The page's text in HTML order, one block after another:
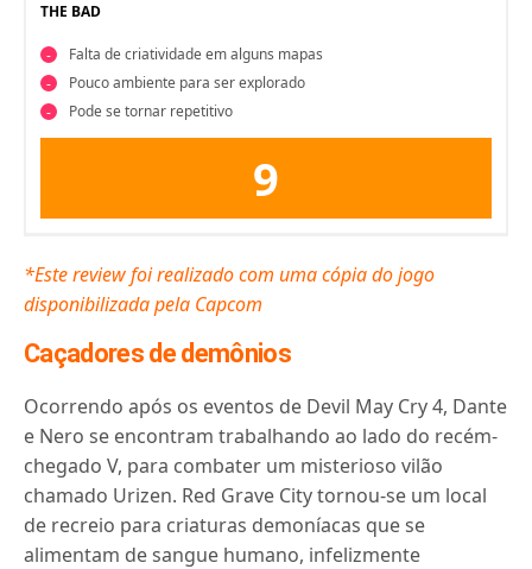
THE BAD
Falta de criatividade em alguns mapas
Pouco ambiente para ser explorado
Pode se tornar repetitivo
9
*Este review foi realizado com uma cópia do jogo
disponibilizada pela Capcom
Caçadores de demônios
Ocorrendo após os eventos de Devil May Cry 4, Dante
e Nero se encontram trabalhando ao lado do recém-
chegado V, para combater um misterioso vilão
chamado Urizen. Red Grave City tornou-se um local
de recreio para criaturas demoníacas que se
alimentam de sangue humano, infelizmente